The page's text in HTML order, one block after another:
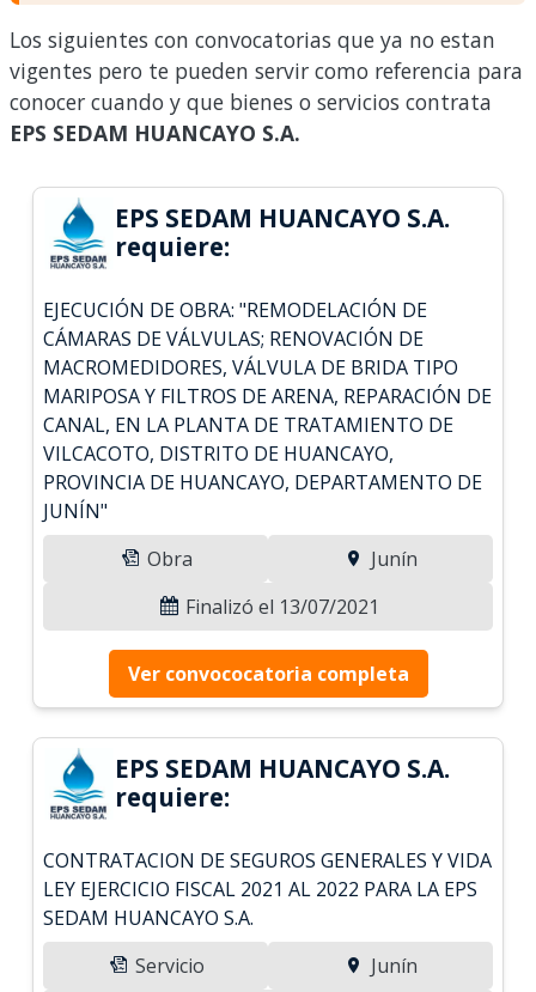
Los siguientes con convocatorias que ya no estan
vigentes pero te pueden servir como referencia para
conocer cuando y que bienes o servicios contrata
EPS SEDAM HUANCAYO S.A.
EPS SEDAM HUANCAYO S.A.
requiere:
EJECUCIÓN DE OBRA: "REMODELACIÓN DE
CÁMARAS DE VÁLVULAS; RENOVACIÓN DE
MACROMEDIDORES, VÁLVULA DE BRIDA TIPO
MARIPOSA Y FILTROS DE ARENA, REPARACIÓN DE
CANAL, EN LA PLANTA DE TRATAMIENTO DE
VILCACOTO, DISTRITO DE HUANCAYO,
PROVINCIA DE HUANCAYO, DEPARTAMENTO DE
JUNÍN"
Obra
Junín
Finalizó el 13/07/2021
Ver convococatoria completa
EPS SEDAM HUANCAYO S.A.
requiere:
CONTRATACION DE SEGUROS GENERALES Y VIDA
LEY EJERCICIO FISCAL 2021 AL 2022 PARA LA EPS
SEDAM HUANCAYO S.A.
Servicio
Junín